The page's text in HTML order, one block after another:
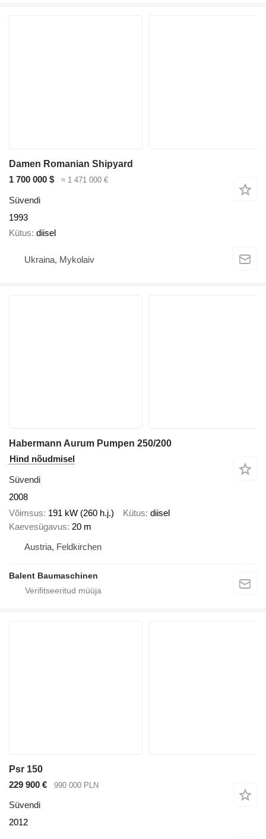
Damen Romanian Shipyard
1 700 000 $
≈ 1 471 000 €
Süvendi
1993
Kütus diisel
Ukraina, Mykolaiv
Habermann Aurum Pumpen 250/200
Hind nõudmisel
Süvendi
2008
Võimsus 191 kW (260 h.j.) Kütus diisel
Kaevesügavus 20 m
Austria, Feldkirchen
Balent Baumaschinen
Psr 150
229 900 €
990 000 PLN
Süvendi
2012